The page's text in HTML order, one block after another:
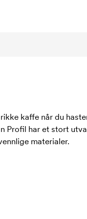
kaffe når du
Profil har et stort
materialer.